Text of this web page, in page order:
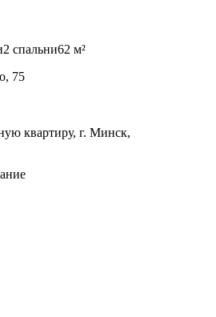
2 спальни62 м²
75
квартиру, г. Минск,